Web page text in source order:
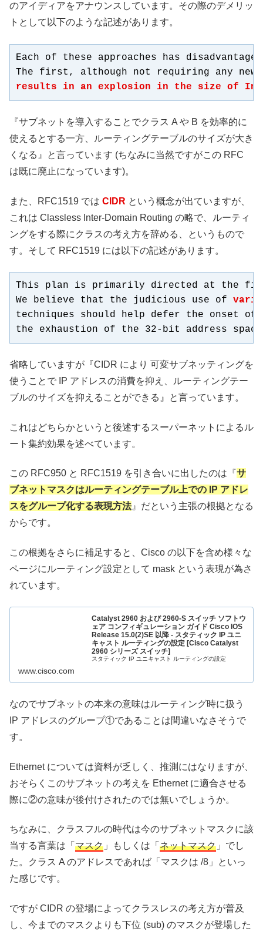
のアイディアをアナウンスしています。その際のデメリッ
トとして以下のような記述があります。
Each of these approaches has
results in an explosion in the size of
『サブネットを導入することでクラス A や B を効率的に
使えるとする一方、ルーティングテーブルのサイズが大き
くなる』と言っています (ちなみに当然ですがこの RFC
は既に廃止になっています)。
また、RFC1519 では CIDR という概念が出ていますが、
これは Classless Inter-Domain Routing の略で、ルーティ
ングをする際にクラスの考え方を辞める、というもので
す。そして RFC1519 には以下の記述があります。
This plan is primarily directed at the
We believe that the judicious use of
techniques should help defer the onset
the exhaustion of the 32-bit address
省略していますが『CIDR により 可変サブネッティングを
使うことで IP アドレスの消費を抑え、ルーティングテー
ブルのサイズを抑えることができる』と言っています。
これはどちらかというと後述するスーパーネットによるル
ート集約効果を述べています。
この RFC950 と RFC1519 を引き合いに出したのは『サ
ブネットマスクはルーティングテーブル上での IP アドレ
スをグループ化する表現方法』だという主張の根拠となる
からです。
この根拠をさらに補足すると、Cisco の以下を含め様々な
ページにルーティング設定として mask という表現が為さ
れています。
Catalyst 2960 および 2960-S スイッチ ソフトウ
ェア コンフィギュレーション ガイド Cisco IOS
Release 15.0(2)SE 以降 - スタティック IP ユニ
キャスト ルーティングの設定 [Cisco Catalyst
2960 シリーズ スイッチ]
スタティック IP ユニキャスト ルーティングの設定
www.cisco.com
なのでサブネットの本来の意味はルーティング時に扱う
IP アドレスのグループ①であることは間違いなさそうで
す。
Ethernet については資料が乏しく、推測にはなりますが、
おそらくこのサブネットの考えを Ethernet に適合させる
際に②の意味が後付けされたのでは無いでしょうか。
ちなみに、クラスフルの時代は今のサブネットマスクに該
当する言葉は「 マスク 」もしくは「 ネットマスク 」でし
た。クラス A のアドレスであれば「マスクは /8」といっ
た感じです。
ですが CIDR の登場によってクラスレスの考え方が普及
し、今までのマスクよりも下位 (sub) のマスクが登場した